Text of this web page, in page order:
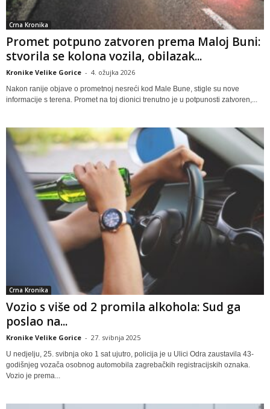
Crna Kronika
Promet potpuno zatvoren prema Maloj Buni:
stvorila se kolona vozila, obilazak...
Kronike Velike Gorice - 4. ožujka 2026
Nakon ranije objave o prometnoj nesreći kod Male Bune, stigle su nove
informacije s terena. Promet na toj dionici trenutno je u potpunosti zatvoren,...
Crna Kronika
Vozio s više od 2 promila alkohola: Sud ga
poslao na...
Kronike Velike Gorice - 27. svibnja 2025
U nedjelju, 25. svibnja oko 1 sat ujutro, policija je u Ulici Odra zaustavila 43-
godišnjeg vozača osobnog automobila zagrebačkih registracijskih oznaka.
Vozio je prema...